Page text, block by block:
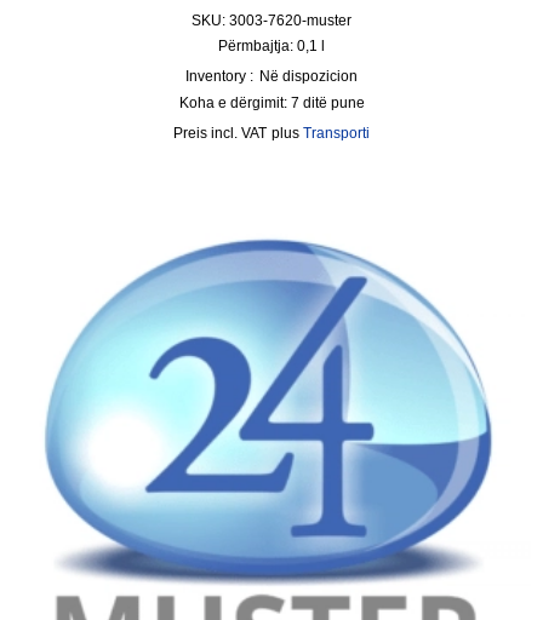
SKU: 3003-7620-muster
Përmbajtja: 0,1
Inventory : Në dispozicion
Koha e dërgimit: 7 ditë pune
incl. VAT plus Transporti